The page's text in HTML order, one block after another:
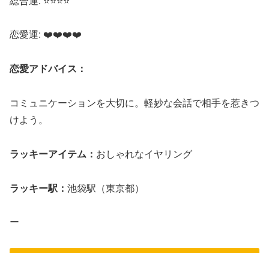
恋愛運: ❤️❤️❤️❤️
恋愛アドバイス：
コミュニケーションを大切に。軽妙な会話で相手を惹きつ
けよう。
ラッキーアイテム： おしゃれなイヤリング
ラッキー駅： 池袋駅（東京都）
ー